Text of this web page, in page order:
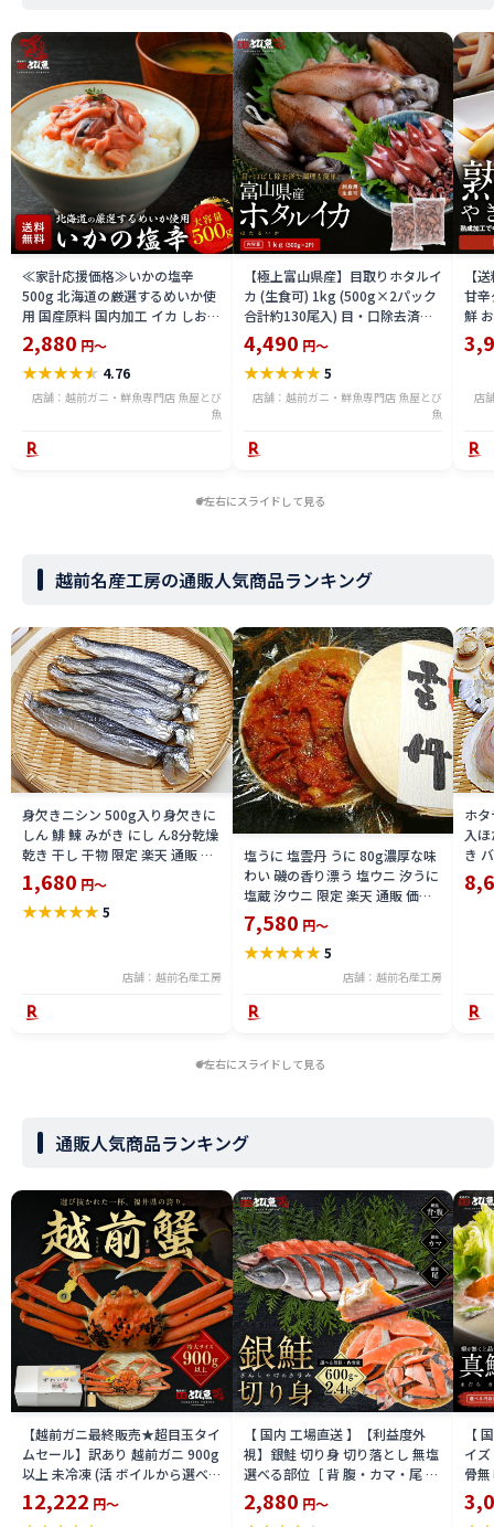
≪家計応援価格≫いかの塩辛
500g 北海道の厳選するめいか使
用 国産原料 国内加工 イカ しおか
ら おつまみ 酒 厳選素材 送料無料
ika2212-500a
2,880 円～
★★★★★ 4.76
店舗：越前ガニ・鮮魚専門店 魚屋とび
魚
【極上富山県産】目取りホタルイ
カ (生食可) 1kg (500g×2パック
合計約130尾入) 目・口除去済み
ほたるいか 刺身 生 個別冷凍 いか
めし 酢味噌あえ 沖漬け 海鮮 通販
送料無料 hoika2502
4,490 円～
★★★★★ 5
店舗：越前ガニ・鮮魚専門店 魚屋とび
魚
【
甘辛
鮮
き
店
左右にスライドして見る
越前名産工房の通販人気商品ランキング
身欠きニシン 500g入り身欠きに
しん 鯡 鰊 みがき にし ん8分乾燥
乾き 干し 干物 限定 楽天 通販 価
格 特価 販売 お土産
1,680 円～
★★★★★5
店舗：越前名産工房
塩うに 塩雲丹 うに 80g濃厚な味
わい 磯の香り漂う 塩ウニ 汐うに
塩蔵 汐ウニ 限定 楽天 通販 価格
特価 販売 お土産
7,580 円～
★★★★★ 5
店舗：越前名産工房
ホ
入
き
冷
加
左右にスライドして見る
通販人気商品ランキング
【越前ガニ最終販売★超目玉タイ
ムセール】訳あり 越前ガニ 900g
以上 未冷凍 (活 ボイルから選べ
る) 福井県産 国産 産地直送 脚折
れ 訳ありカニ 越前がに ズワイガ
12,222 円～
【 国内 工場直送 】【利益度外
視】銀鮭 切り身 切り落とし 無塩
選べる部位［ 背 腹・カマ・尾 ］
600g〜2.4kg 骨取り・骨無し 骨
あり 切り落とし 骨取り・骨無し
2,880 円～
【
イ
骨
(真
ライ